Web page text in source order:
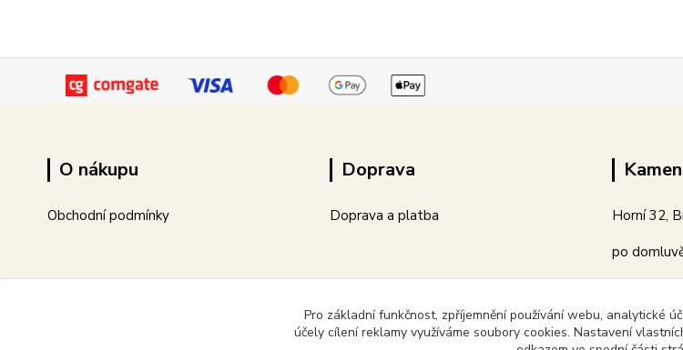
O nákupu
Obchodní podmínky
Doprava
Doprava a platba
Horní 32,
po
Pro základní funkčnost, zpříjemnění používání webu, analytické
účely cílení reklamy využíváme soubory cookies. Nastavení